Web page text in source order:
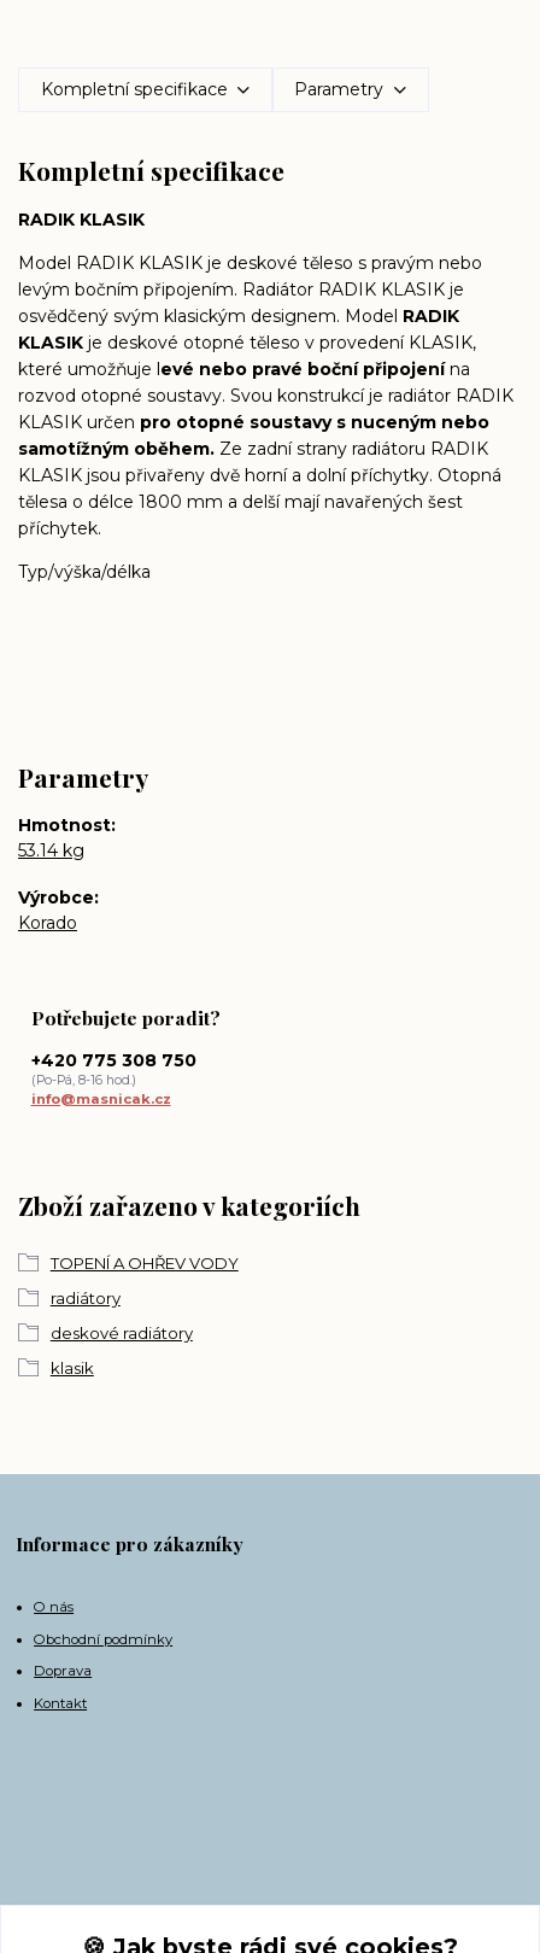
Kompletní specifikace Parametry
Kompletní specifikace
RADIK KLASIK
Model RADIK KLASIK je deskové těleso s pravým nebo
levým bočním připojením. Radiátor RADIK KLASIK je
osvědčený svým klasickým designem. Model RADIK
KLASIK je deskové otopné těleso v provedení KLASIK,
které umožňuje levé nebo pravé boční připojenína
rozvod otopné soustavy. Svou konstrukcí je radiátor RADIK
KLASIK určen pro otopné soustavy s nuceným nebo
samotížným oběhem. Ze zadní strany radiátoru RADIK
KLASIK jsou přivařeny dvě horní a dolní příchytky. Otopná
tělesa o délce 1800 mm a delší mají navařených šest
příchytek.
Typ/výška/délka
Parametry
Hmotnost
53.14 kg
Výrobce
Korado
Zboží zařazeno v kategoriích
TOPENÍ A OHŘEV VODY
radiátory
deskové radiátory
klasik
Potřebujete poradit?
+420 775 308 750
(Po-Pá, 8-16 hod.)
info@masnicak.cz
Informace pro zákazníky
O nás
Obchodní podmínky
Doprava
Kontakt
Kontakty🍪 Jak byste rádi své cookies?